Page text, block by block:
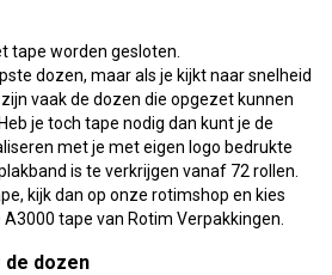
tape worden gesloten.
dozen, maar als je kijkt naar snelheid
vaak de dozen die opgezet kunnen
je toch tape nodig dan kunt je de
met je met eigen logo bedrukte
is te verkrijgen vanaf 72 rollen.
kijk dan op onze rotimshop en kies
tape van Rotim Verpakkingen.
de dozen